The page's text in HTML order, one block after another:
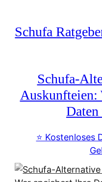
springen
Schufa
Schufa-
Auskunfteien:
⭐️ Kostenloses